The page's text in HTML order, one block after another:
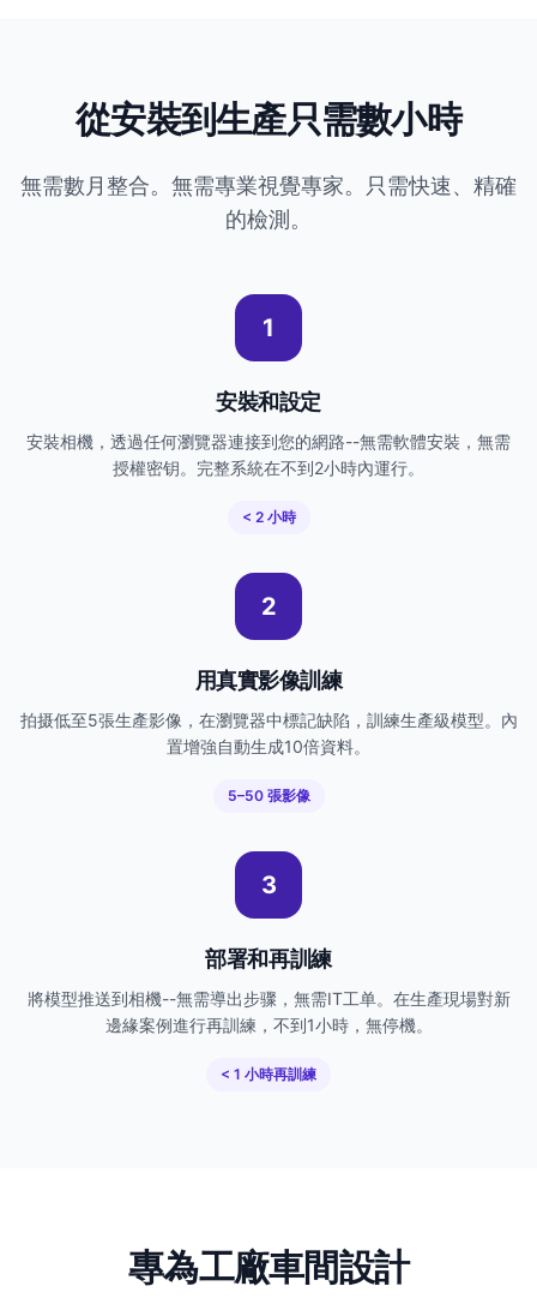
從安裝到生產只需數小時
無需數月整合。無需專業視覺專家。只需快速、精確
的檢測。
1
安裝和設定
安裝相機，透過任何瀏覽器連接到您的網路--無需軟體安裝，無需
授權密钥。完整系統在不到2小時內運行。
< 2 小時
2
用真實影像訓練
拍摄低至5張生產影像，在瀏覽器中標記缺陷，訓練生產級模型。內
置增強自動生成10倍資料。
5–50 張影像
3
部署和再訓練
將模型推送到相機--無需導出步骤，無需IT工单。在生產現場對新
邊緣案例進行再訓練，不到1小時，無停機。
< 1 小時再訓練
專為工廠車間設計